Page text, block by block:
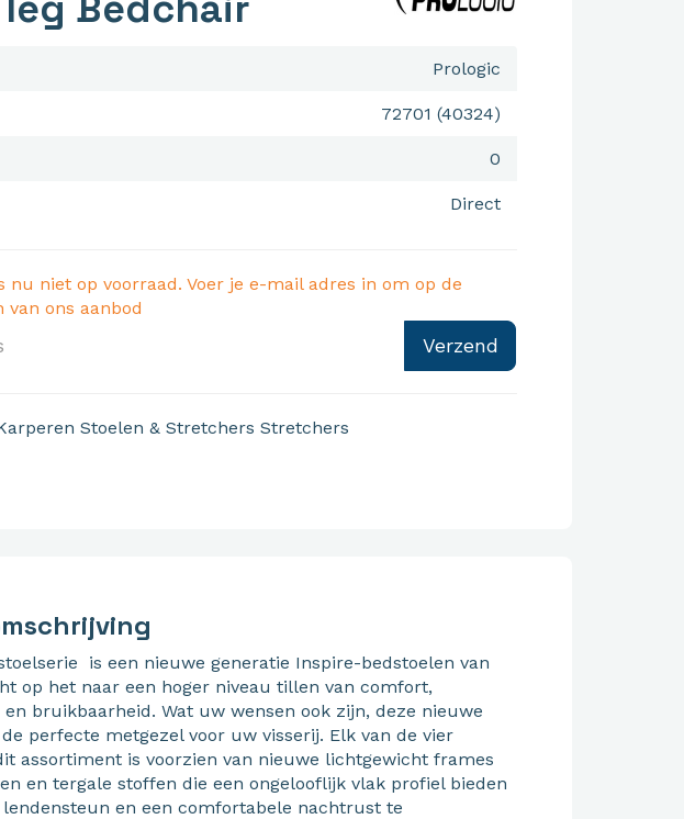
Prologic
72701 (40324)
0
Direct
niet op voorraad. Voer je e-mail adres in om op de
van ons aanbod
Verzend
Stoelen & Stretchers Stretchers
is een nieuwe generatie Inspire-bedstoelen van
op het naar een hoger niveau tillen van comfort,
bruikbaarheid. Wat uw wensen ook zijn, deze nieuwe
perfecte metgezel voor uw visserij. Elk van de vier
assortiment is voorzien van nieuwe lichtgewicht frames
en tergale stoffen die een ongelooflijk vlak profiel bieden
en een comfortabele nachtrust te